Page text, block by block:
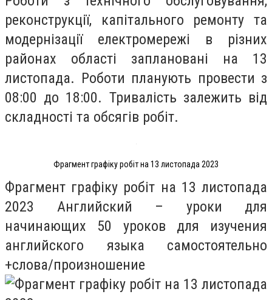
реконструкції, капітального ремонту та
модернізації електромережі в різних
районах області заплановані на 13
листопада. Роботи планують провести з
08:00 до 18:00. Тривалість залежить від
складності та обсягів робіт.
Фрагмент графіку робіт на 13 листопада 2023
Фрагмент графіку робіт на 13 листопада
2023 Английский – уроки для
начинающих 50 уроков для изучения
английского языка самостоятельно
+слова/произношение